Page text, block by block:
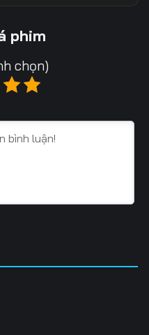
Tập 36
Tập 42
phim
chọn)